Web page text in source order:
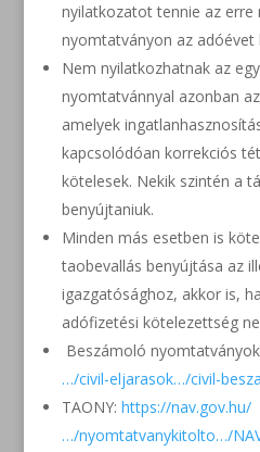
nyilatkozatot tennie az erre
nyomtatványon az adóévet
Nem nyilatkozhatnak az
nyomtatvánnyal azonban
amelyek
kapcsolódóan korrekciós
kötelesek. Nekik szintén a
benyújtaniuk.
Minden más esetben is
taobevallás benyújtása az
igazgatósághoz, akkor is,
adófizetési kötelezettség
Beszámoló
…/civil-eljarasok…/civil-
TAONY: https://nav.gov.hu/
…/nyomtatvanykitolto…/